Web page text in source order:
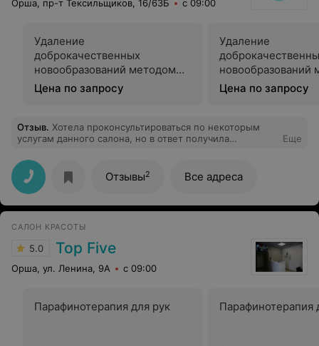
Орша, пр-т Тексильщиков, 16/63Б с 09:00
Удаление
доброкачественных
новообразований методом
электрокоагуляции
Цена по запросу
Удаление
новообразований
криодеструкции
Цена по запросу
Отзыв. Хотела проконсультироваться по некоторым
услугам данного салона, но в ответ получила
интересующие вопросы не отвечают, элементарные
правила вежливости не знают. Не советую данный
салон. С таким отношением даже не хочется идти
туда, не говоря о чем-то большем.
Еще
Отзывы2 Все адреса
САЛОН КРАСОТЫ
5.0 Top Five
Орша, ул. Ленина, 9А с 09:00
Парафинотерапия для рук Парафинотерапия